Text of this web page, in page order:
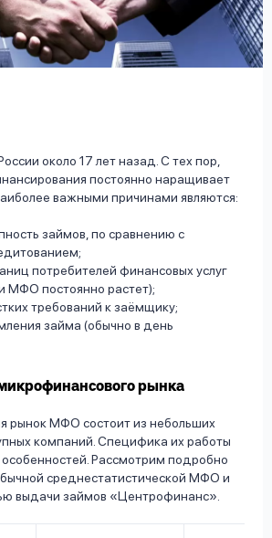
около 17 лет назад. С тех пор,
постоянно наращивает
важными причинами являются:
займов, по сравнению с
потребителей финансовых услуг
МФО постоянно растет);
требований к заёмщику;
займа (обычно в день
рынка
рынок МФО состоит из небольших
компаний. Специфика их работы
Рассмотрим подробно
среднестатистической МФО и
выдачи займов «Центрофинанс».
номером